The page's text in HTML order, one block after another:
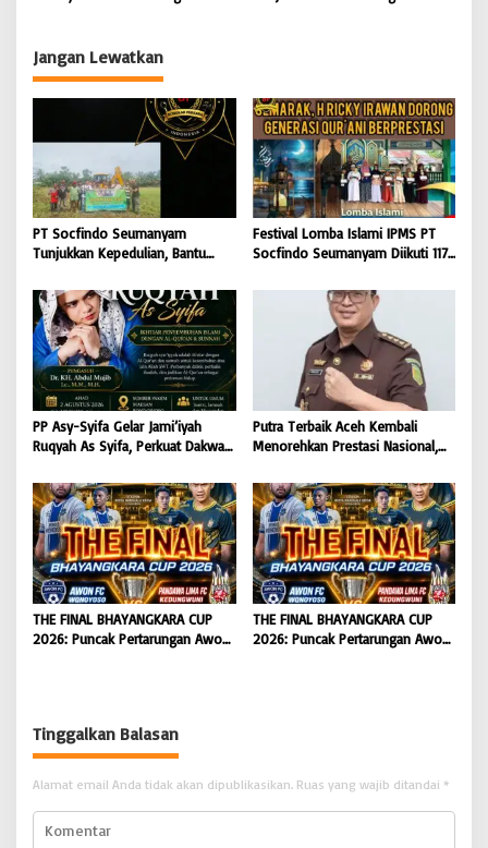
Manggala Krida
Manggala Krida
Jangan Lewatkan
PT Socfindo Seumanyam
Tunjukkan Kepedulian, Bantu
Malam
Festival Lomba Islami IPMS PT
Socfindo Seumanyam Diikuti 117
Qur’ani Berprestasi
PP Asy-Syifa Gelar Jami’iyah
Ruqyah As Syifa, Perkuat Dakwah
di Bondowoso
Putra Terbaik Aceh Kembali
Menorehkan Prestasi Nasional,
Dipromosikan Menjadi
Koordinator JAM Pidum
Kejaksaan Agung RI |
BONGKAR’Perkara.com
THE FINAL BHAYANGKARA CUP
2026: Puncak Pertarungan Awon
THE FINAL BHAYANGKARA CUP
2026: Puncak Pertarungan Awon
Tinggalkan Balasan
Alamat email Anda tidak akan dipublikasikan. Ruas yang wajib ditandai *